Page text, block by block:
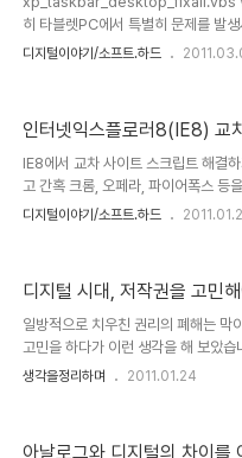
히 타블렛PC에서 특별히 문제를 발
가 발생 합니다. 제가 사용하는 타블
이 있긴 합니다. 그 해결방법의 대부
화 하는 방법입니다. 그런데, 문제는
디지털이야기/소프트.하드
인터넷익스플로러8(IE8) 교
IE8에서 교차 사이트 스크립트 해결
고 간혹 크롬, 오페라, 파이어폭스 등
장 많이 사용한다고 하는 인터넷 익스
서는 제 블로그가 구글의 텍스트큐브
여러 가젯에 의한 문제일 수 있다는
야 ..
디지털이야기/소프트.하드
디지털 시대, 저작권을 고민
일방적으로 치우친 권리의 폐해는 막
고민을 하다가 이런 생각을 해 보았
제가 발생하기 마련이다." 특히 본 글
생각을정리하며 2011.01.24
아날로그와 디지털의 차이를